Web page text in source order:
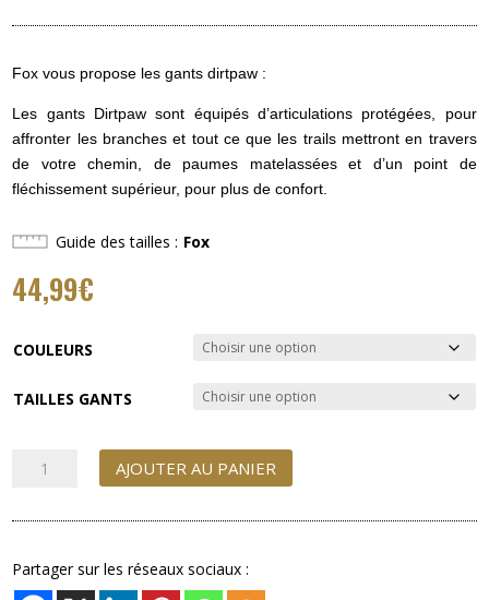
Fox vous propose les gants dirtpaw :
Les gants Dirtpaw sont équipés d’articulations protégées, pour
affronter les branches et tout ce que les trails mettront en travers
de votre chemin, de paumes matelassées et d’un point de
fléchissement supérieur, pour plus de confort.
Guide des tailles Fox
44,99€
COULEURS
TAILLES GANTS
quantité
Fox
AJOUTER AU PANIER
Partager sur les réseaux sociaux :